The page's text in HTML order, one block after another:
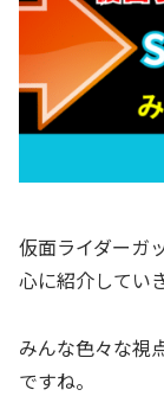
仮面ライダーガ
心に紹介してい
みんな色々な視
ですね。